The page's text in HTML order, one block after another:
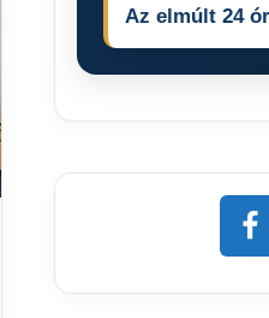
Az elmúlt 24